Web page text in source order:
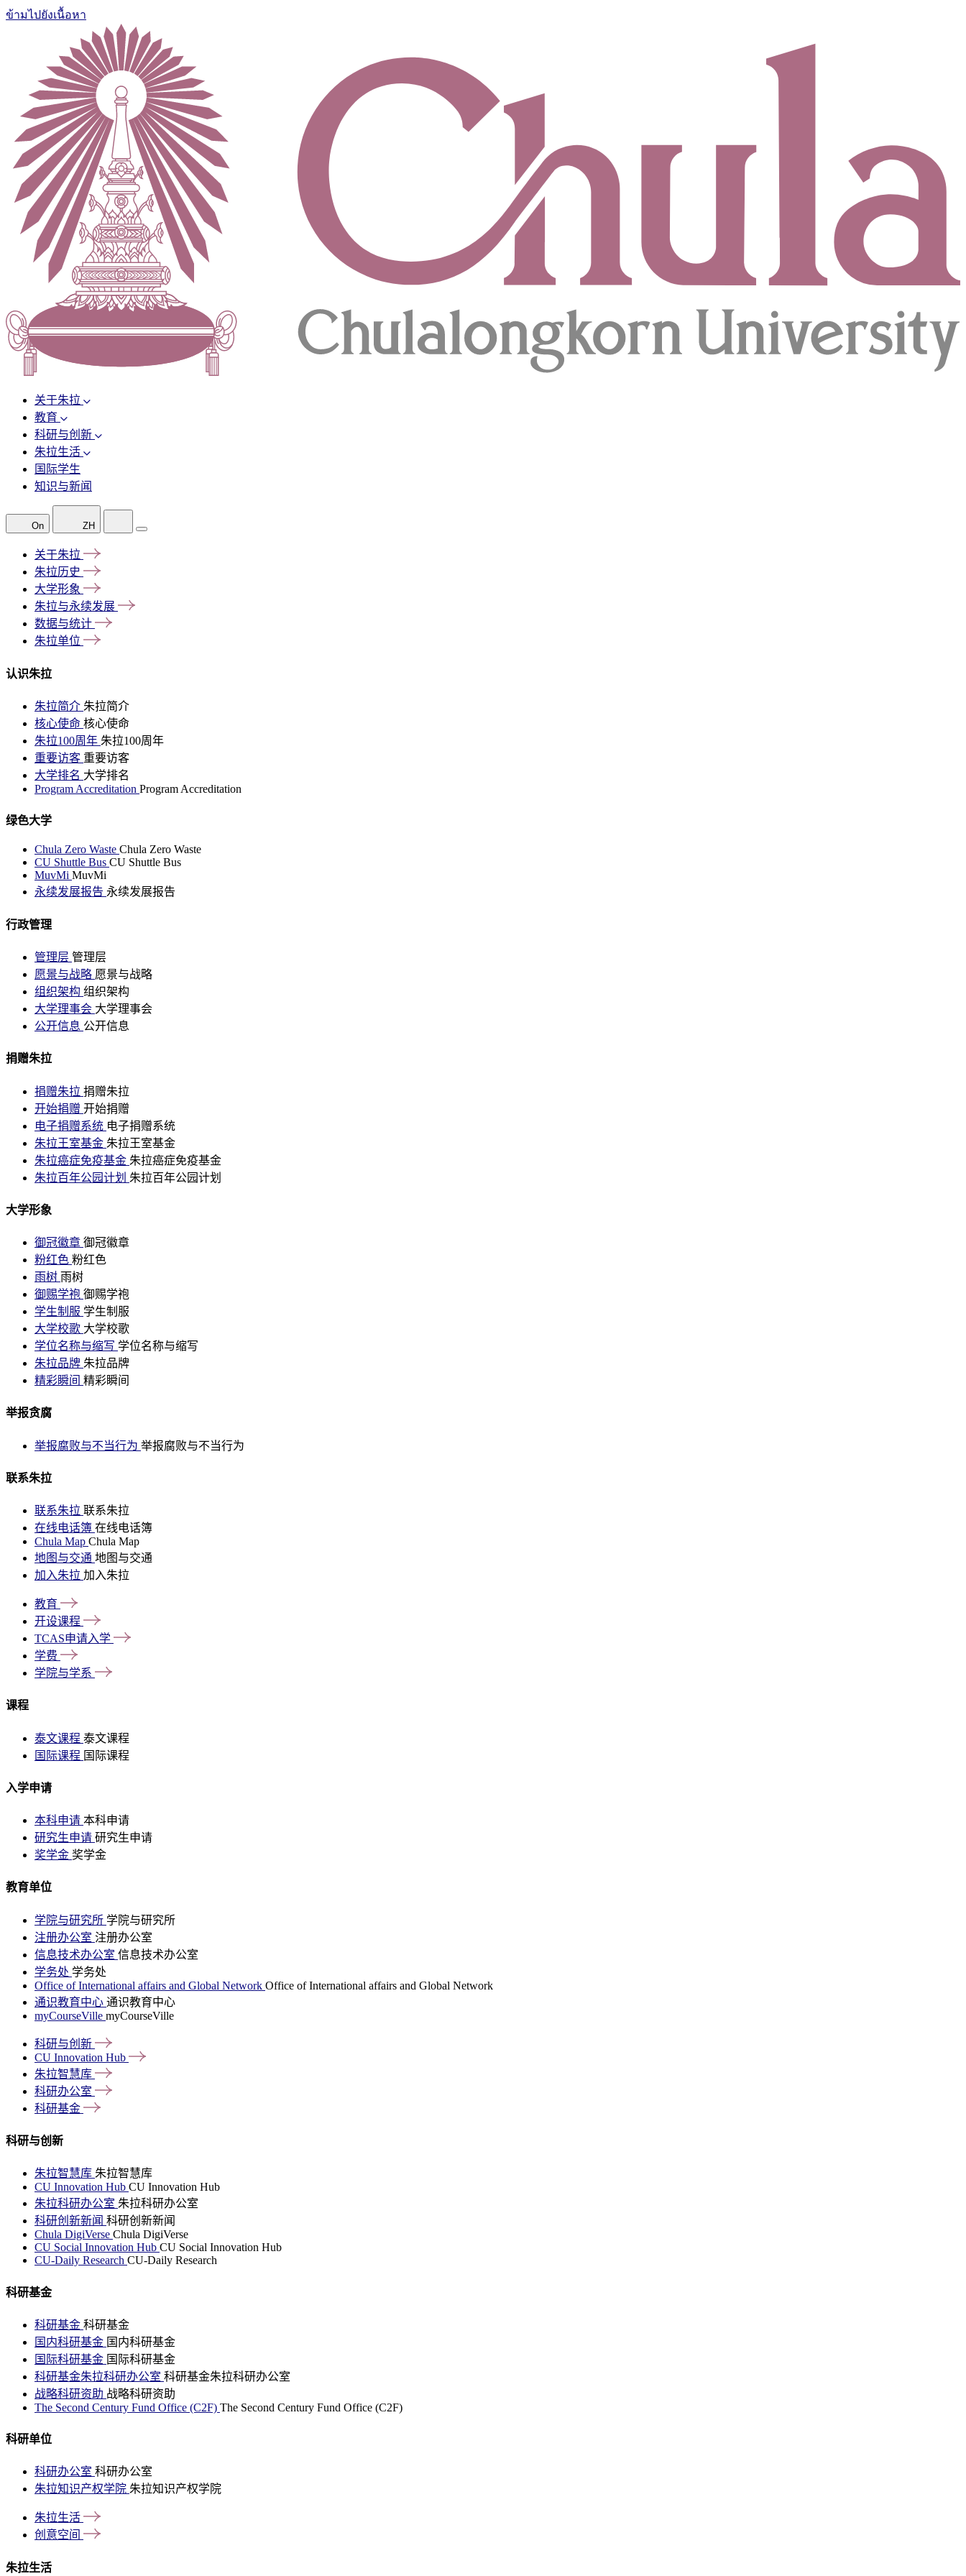
ข้ามไปยังเนื้อหา
关于朱拉
教育
科研与创新
朱拉生活
国际学生
知识与新闻
On ZH
关于朱拉
朱拉历史
大学形象
朱拉与永续发展
数据与统计
朱拉单位
认识朱拉
朱拉简介 朱拉简介
核心使命 核心使命
朱拉100周年 朱拉100周年
重要访客 重要访客
大学排名 大学排名
Program Accreditation Program Accreditation
绿色大学
Chula Zero Waste Chula Zero Waste
CU Shuttle Bus CU Shuttle Bus
MuvMi MuvMi
永续发展报告 永续发展报告
行政管理
管理层 管理层
愿景与战略 愿景与战略
组织架构 组织架构
大学理事会 大学理事会
公开信息 公开信息
捐赠朱拉
捐赠朱拉 捐赠朱拉
开始捐赠 开始捐赠
电子捐赠系统 电子捐赠系统
朱拉王室基金 朱拉王室基金
朱拉癌症免疫基金 朱拉癌症免疫基金
朱拉百年公园计划 朱拉百年公园计划
大学形象
御冠徽章 御冠徽章
粉红色 粉红色
雨树 雨树
御赐学袍 御赐学袍
学生制服 学生制服
大学校歌 大学校歌
学位名称与缩写 学位名称与缩写
朱拉品牌 朱拉品牌
精彩瞬间 精彩瞬间
举报贪腐
举报腐败与不当行为 举报腐败与不当行为
联系朱拉
联系朱拉 联系朱拉
在线电话簿 在线电话簿
Chula Map Chula Map
地图与交通 地图与交通
加入朱拉 加入朱拉
教育
开设课程
TCAS申请入学
学费
学院与学系
课程
泰文课程 泰文课程
国际课程 国际课程
入学申请
本科申请 本科申请
研究生申请 研究生申请
奖学金 奖学金
教育单位
学院与研究所 学院与研究所
注册办公室 注册办公室
信息技术办公室 信息技术办公室
学务处 学务处
Office of International affairs and Global Network Office of International affairs and Global Network
通识教育中心 通识教育中心
myCourseVille myCourseVille
科研与创新
CU Innovation Hub
朱拉智慧库
科研办公室
科研基金
科研与创新
朱拉智慧库 朱拉智慧库
CU Innovation Hub CU Innovation Hub
朱拉科研办公室 朱拉科研办公室
科研创新新闻 科研创新新闻
Chula DigiVerse Chula DigiVerse
CU Social Innovation Hub CU Social Innovation Hub
CU-Daily Research CU-Daily Research
科研基金
科研基金 科研基金
国内科研基金 国内科研基金
国际科研基金 国际科研基金
科研基金朱拉科研办公室 科研基金朱拉科研办公室
战略科研资助 战略科研资助
The Second Century Fund Office (C2F) The Second Century Fund Office (C2F)
科研单位
科研办公室 科研办公室
朱拉知识产权学院 朱拉知识产权学院
朱拉生活
创意空间
朱拉生活